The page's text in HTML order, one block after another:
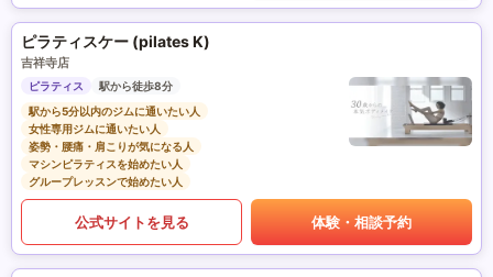
ピラティスケー (pilates K)
吉祥寺店
ピラティス
駅から徒歩8分
駅から5分以内のジムに通いたい人
女性専用ジムに通いたい人
姿勢・腰痛・肩こりが気になる人
マシンピラティスを始めたい人
グループレッスンで始めたい人
公式サイトを見る 体験・相談予約